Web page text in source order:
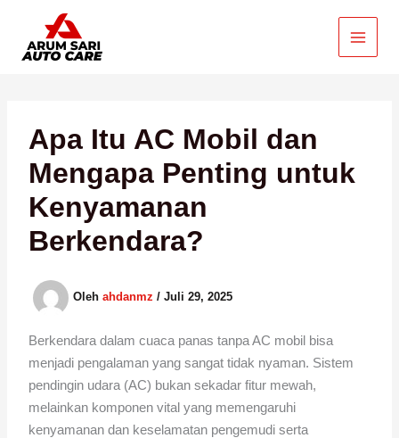
konten
Apa Itu AC Mobil dan
Mengapa Penting untuk
Kenyamanan
Berkendara?
Olehahdanmz/Juli 29, 2025
Berkendara dalam cuaca panas tanpa AC mobil bisa
menjadi pengalaman yang sangat tidak nyaman. Sistem
pendingin udara (AC) bukan sekadar fitur mewah,
melainkan komponen vital yang memengaruhi
kenyamanan dan keselamatan pengemudi serta